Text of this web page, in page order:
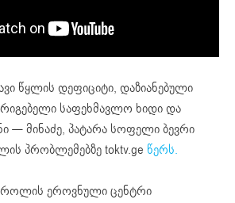
წყლის დეფიციტი, დაზიანებული
საფეხმავლო ხიდი და
— მინაძე, პატარა სოფელი ბევრი
პრობლემებზე toktv.ge წერს.
ეროვნული ცენტრი